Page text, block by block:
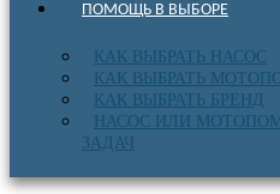
ПОМОЩЬ В ВЫБОРЕ
КАК ВЫБРАТЬ НАСОС
КАК ВЫБРАТЬ
КАК ВЫБРАТЬ БРЕНД
НАСОС ИЛИ
ЗАДАЧ